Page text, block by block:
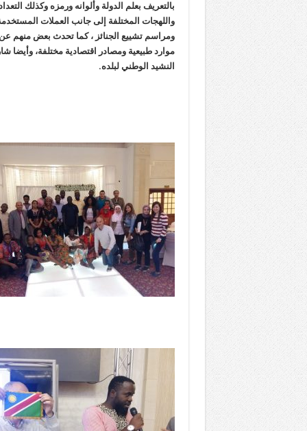
بالتعريف بعلم الدولة وألوانه ورمزه وكذلك
واللهجات المختلفة إلى جانب العملات
ومراسم تشييع الجنائز ، كما تحدث بعض منهم عن
موارد طبيعية ومصادر اقتصادية مختلفة، وأيضا
النشيد الوطني لبلده.